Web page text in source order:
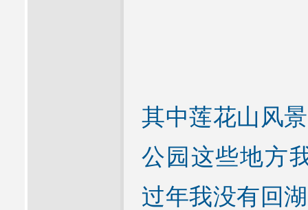
其中莲花山风
公园这些地方
过年我没有回